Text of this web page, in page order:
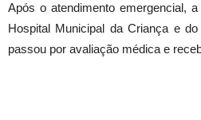
Após o atendimento emergencial,
Hospital Municipal da Criança e
passou por avaliação médica e